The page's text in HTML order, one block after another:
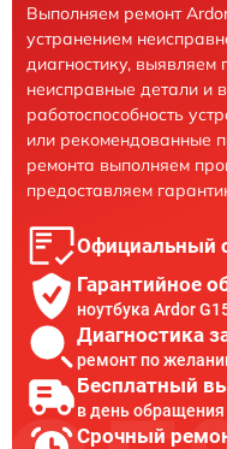
Выполняем ремонт
устранением
диагностику,
неисправные детали и
работоспособность
или рекомендованные
ремонта выполняем
предоставляем
Официальный
Гарантийное
ноутбука Ardor
Диагностика
ремонт по
Бесплатный
в день обращения
Срочный